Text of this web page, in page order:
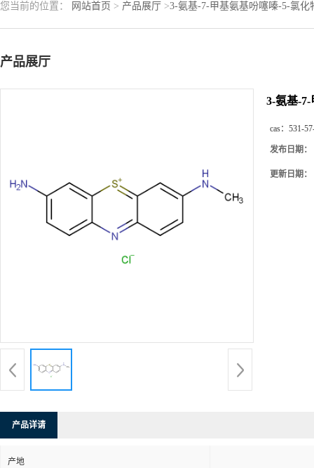
您当前的位置： 网站首页 > 产品展厅 >3-氨基-7-甲基氨基吩噻嗪-5-氯化
产品展厅
3-氨基-
cas： 531-
发布日期：
更新日期：
产品详请
产地